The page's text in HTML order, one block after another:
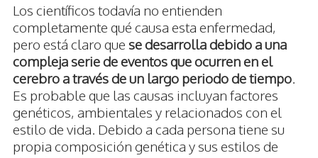
Los científicos todavía no entienden
completamente qué causa esta enfermedad,
pero está claro que se desarrolla debido a una
compleja serie de eventos que ocurren en el
cerebro a través de un largo periodo de tiempo
Es probable que las causas incluyan factores
genéticos, ambientales y relacionados con el
estilo de vida. Debido a cada persona tiene su
propia composición genética y sus estilos de